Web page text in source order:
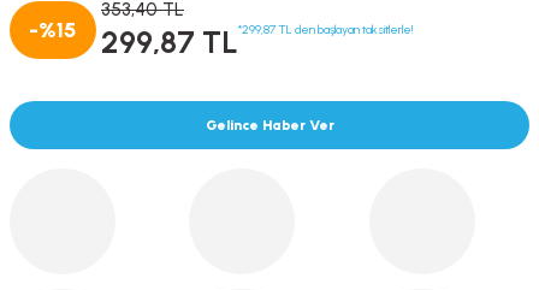
-%15
353,40 TL
299,87 TL*299,87 TL den başlayan taksitlerle!
Gelince Haber Ver